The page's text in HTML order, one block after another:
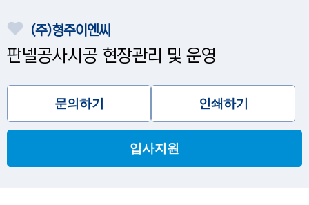
(주)형주이엔씨
판넬공사시공 현장관리 및 운영
입사지원
문의하기 인쇄하기